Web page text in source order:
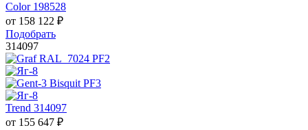
Color 198528
от 158 122 ₽
Подобрать
314097
Trend 314097
от 155 647 ₽